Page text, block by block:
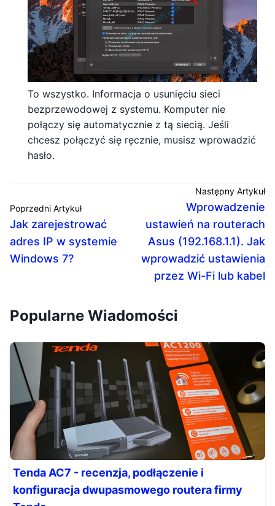
To wszystko. Informacja o usunięciu sieci
bezprzewodowej z systemu. Komputer nie
połączy się automatycznie z tą siecią. Jeśli
chcesz połączyć się ręcznie, musisz wprowadzić
hasło.
Poprzedni Artykuł
Jak zarejestrować
adres IP w systemie
Windows 7?
Następny Artykuł
Wprowadzenie
ustawień na routerach
Asus (192.168.1.1). Jak
wprowadzić ustawienia
przez Wi-Fi lub kabel
Popularne Wiadomości
Tenda AC7 - recenzja, podłączenie i
konfiguracja dwupasmowego routera firmy